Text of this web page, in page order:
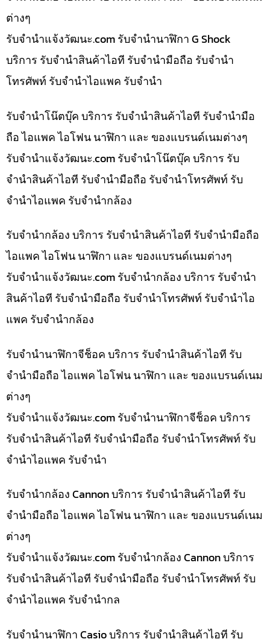
ต่างๆ
รับจํานําแจ้งวัฒนะ.com รับจำนำนาฬิกา G Shock
บริการ รับจำนำสินค้าไอที รับจำนำมือถือ รับจำนำ
โทรศัพท์ รับจำนำไอแพค รับจำนำ
รับจำนำโน๊ตบุ๊ค บริการ รับจำนำสินค้าไอที รับจำนำมือ
ถือ ไอแพค ไอโฟน นาฬิกา และ ของแบรนด์เนมต่างๆ
รับจํานําแจ้งวัฒนะ.com รับจำนำโน๊ตบุ๊ค บริการ รับ
จำนำสินค้าไอที รับจำนำมือถือ รับจำนำโทรศัพท์ รับ
จำนำไอแพค รับจำนำกล้อง
รับจำนำกล้อง บริการ รับจำนำสินค้าไอที รับจำนำมือถือ
ไอแพค ไอโฟน นาฬิกา และ ของแบรนด์เนมต่างๆ
รับจํานําแจ้งวัฒนะ.com รับจำนำกล้อง บริการ รับจำนำ
สินค้าไอที รับจำนำมือถือ รับจำนำโทรศัพท์ รับจำนำไอ
แพค รับจำนำกล้อง
รับจำนำนาฬิกาจีช็อค บริการ รับจำนำสินค้าไอที รับ
จำนำมือถือ ไอแพค ไอโฟน นาฬิกา และ ของแบรนด์เนม
ต่างๆ
รับจํานําแจ้งวัฒนะ.com รับจำนำนาฬิกาจีช็อค บริการ
รับจำนำสินค้าไอที รับจำนำมือถือ รับจำนำโทรศัพท์ รับ
จำนำไอแพค รับจำนำ
รับจำนำกล้อง Cannon บริการ รับจำนำสินค้าไอที รับ
จำนำมือถือ ไอแพค ไอโฟน นาฬิกา และ ของแบรนด์เนม
ต่างๆ
รับจํานําแจ้งวัฒนะ.com รับจำนำกล้อง Cannon บริการ
รับจำนำสินค้าไอที รับจำนำมือถือ รับจำนำโทรศัพท์ รับ
จำนำไอแพค รับจำนำกล
รับจำนำนาฬิกา Casio บริการ รับจำนำสินค้าไอที รับ